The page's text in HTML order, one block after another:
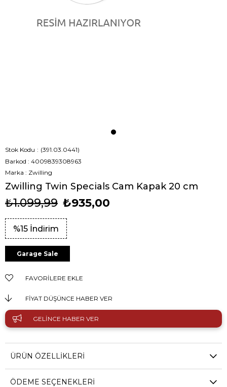
Stok Kodu
(391.03.0441)
Barkod : 4009839308963
Marka : Zwilling
Zwilling Twin Specials Cam Kapak 20 cm
%15 İndirim
₺1.099,99 ₺935,00
Garage Sale
FAVORILERE EKLE
FIYAT DÜŞÜNCE HABER VER
GELINCE HABER VER
ÜRÜN ÖZELLIKLERI
ÖDEME SEÇENEKLERI